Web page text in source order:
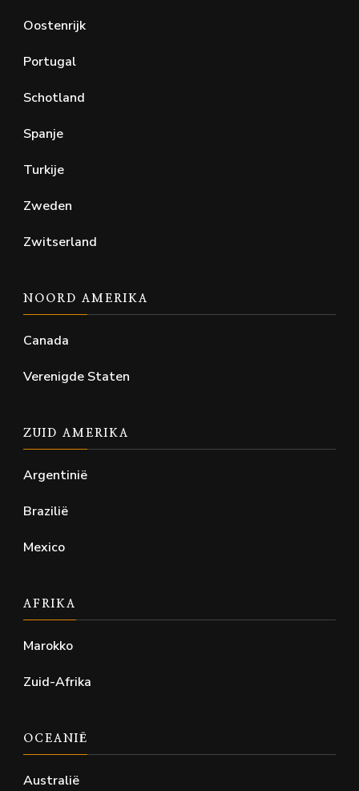
Oostenrijk
Portugal
Schotland
Spanje
Turkije
Zweden
Zwitserland
NOORD AMERIKA
Canada
Verenigde Staten
ZUID AMERIKA
Argentinië
Brazilië
Mexico
AFRIKA
Marokko
Zuid-Afrika
OCEANIË
Australië